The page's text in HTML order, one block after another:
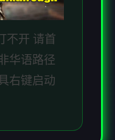
不开 请首
华语路径
右键启动